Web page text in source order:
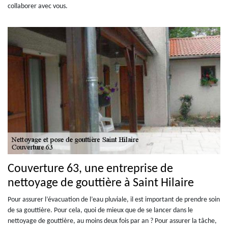
collaborer avec vous.
Couverture 63, une entreprise de
nettoyage de gouttière à Saint Hilaire
Pour assurer l’évacuation de l’eau pluviale, il est important de prendre soin
de sa gouttière. Pour cela, quoi de mieux que de se lancer dans le
nettoyage de gouttière, au moins deux fois par an ? Pour assurer la tâche,